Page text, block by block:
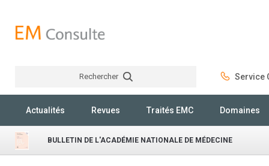
Rechercher Service
Actualités Revues Traités EMC Domaines
BULLETIN DE L'ACADÉMIE NATIONALE DE MÉDECINE